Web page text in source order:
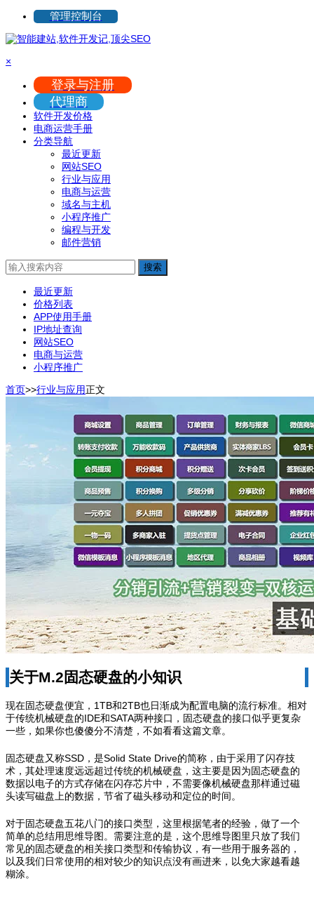
管理控制台
×
登录与注册
代理商
软件开发价格
电商运营手册
分类导航
最近更新
网站SEO
行业与应用
电商与运营
域名与主机
小程序推广
编程与开发
邮件营销
搜索
最近更新
价格列表
APP使用手册
IP地址查询
网站SEO
电商与运营
小程序推广
首页>>行业与应用正文
关于M.2固态硬盘的小知识
现在固态硬盘便宜，1TB和2TB也日渐成为配置电脑的流行标准。相对
于传统机械硬盘的IDE和SATA两种接口，固态硬盘的接口似乎更复杂
一些，如果你也傻傻分不清楚，不如看看这篇文章。
固态硬盘又称SSD，是Solid State Drive的简称，由于采用了闪存技
术，其处理速度远远超过传统的机械硬盘，这主要是因为固态硬盘的
数据以电子的方式存储在闪存芯片中，不需要像机械硬盘那样通过磁
头读写磁盘上的数据，节省了磁头移动和定位的时间。
对于固态硬盘五花八门的接口类型，这里根据笔者的经验，做了一个
简单的总结用思维导图。需要注意的是，这个思维导图里只放了我们
常见的固态硬盘的相关接口类型和传输协议，有一些用于服务器的，
以及我们日常使用的相对较少的知识点没有画进来，以免大家越看越
糊涂。